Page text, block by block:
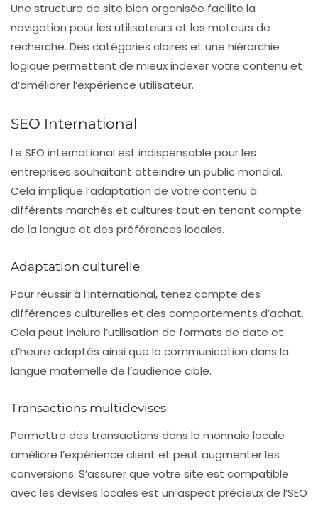
Une structure de site bien organisée facilite la
navigation pour les utilisateurs et les moteurs de
recherche. Des catégories claires et une hiérarchie
logique permettent de mieux indexer votre contenu et
d’améliorer l’expérience utilisateur.
SEO International
Le SEO international est indispensable pour les
entreprises souhaitant atteindre un public mondial.
Cela implique l’adaptation de votre contenu à
différents marchés et cultures tout en tenant compte
de la langue et des préférences locales.
Adaptation culturelle
Pour réussir à l’international, tenez compte des
différences culturelles et des comportements d’achat.
Cela peut inclure l’utilisation de formats de date et
d’heure adaptés ainsi que la communication dans la
langue maternelle de l’audience cible.
Transactions multidevises
Permettre des transactions dans la monnaie locale
améliore l’expérience client et peut augmenter les
conversions. S’assurer que votre site est compatible
avec les devises locales est un aspect précieux de l’SEO